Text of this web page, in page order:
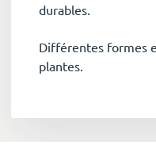
durables.
Différentes formes
plantes.